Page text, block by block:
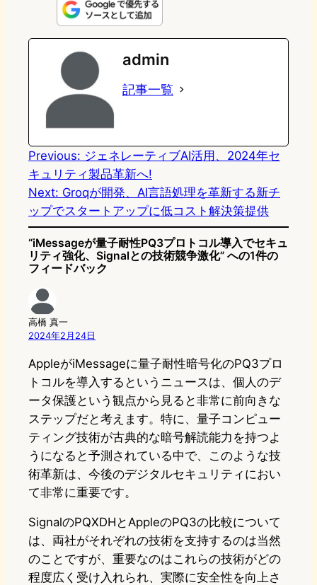
n
e
s
t
o
d
n
u
e
s
k
e
k
e
admin
記事一覧
Previous: ジェネレーティブAI活用、2024年セ
キュリティ製品革新へ!
Next: Groqが開発、AI言語処理を革新する新チ
ップでスタートアップに低コスト解決策提供
“iMessageが量子耐性PQ3プロトコル導入でセキュ
リティ強化、Signalとの技術競争激化” への1件の
フィードバック
高橋 真一
2024年2月24日
AppleがiMessageに量子耐性暗号化のPQ3プロ
トコルを導入するというニュースは、個人のデ
ータ保護という観点から見ると非常に前向きな
ステップだと考えます。特に、量子コンピュー
ティング技術が古典的な暗号解読能力を持つよ
うになると予測されている中で、このような技
術革新は、今後のデジタルセキュリティにおい
て非常に重要です。
SignalのPQXDHとAppleのPQ3の比較について
は、両社がそれぞれの技術を支持するのは当然
のことですが、重要なのはこれらの技術がどの
程度広く受け入れられ、実際に安全性を向上さ